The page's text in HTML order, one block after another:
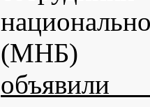
(МНБ)